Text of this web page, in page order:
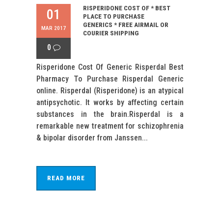
01
MAR 2017
0
RISPERIDONE COST OF * BEST
PLACE TO PURCHASE
GENERICS * FREE AIRMAIL OR
COURIER SHIPPING
Risperidone Cost Of Generic Risperdal Best
Pharmacy To Purchase Risperdal Generic
online. Risperdal (Risperidone) is an atypical
antipsychotic. It works by affecting certain
substances in the brain.Risperdal is a
remarkable new treatment for schizophrenia
& bipolar disorder from Janssen...
READ MORE